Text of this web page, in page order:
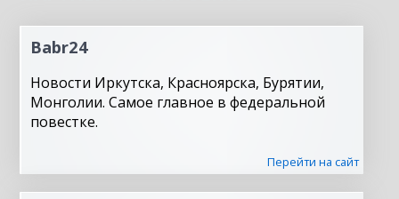
Babr24
Новости Иркутска, Красноярска, Бурятии,
Монголии. Самое главное в федеральной
повестке.
Перейти на сайт